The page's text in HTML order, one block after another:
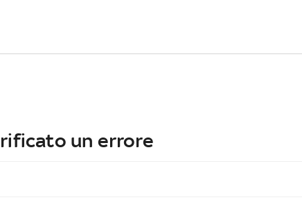
un errore